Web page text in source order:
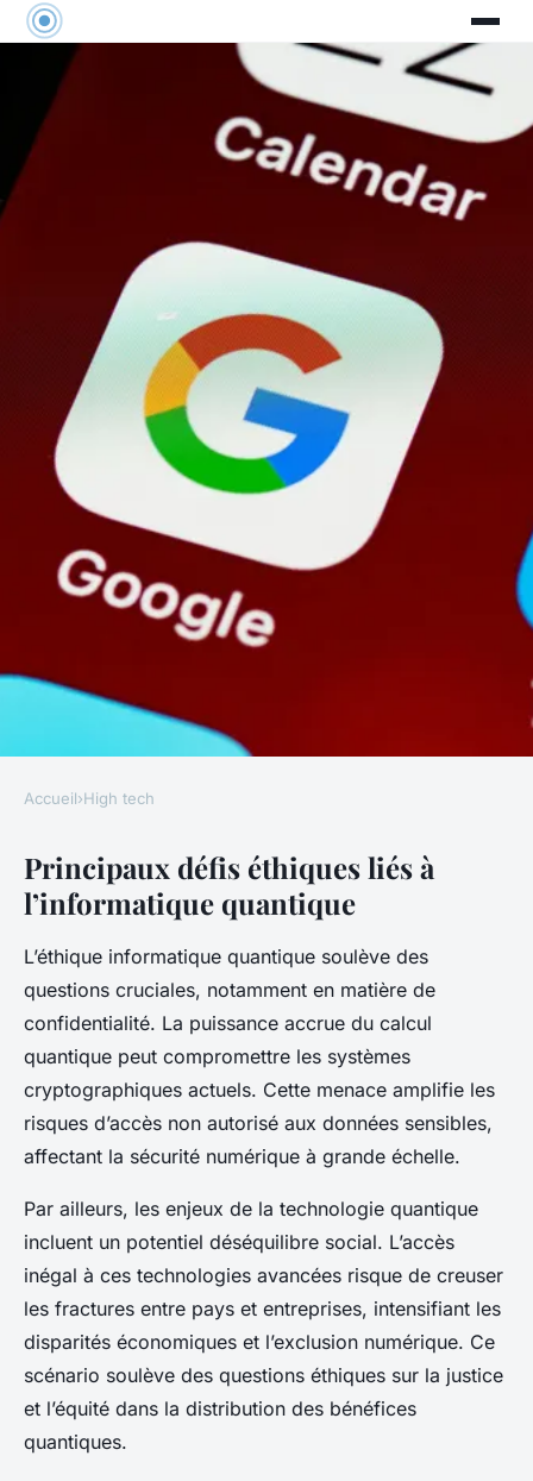
HIGH TECH
Les Enjeux Éthiques de
l'Informatique Quantique :
Défis et Perspectives
Anaïs 20 juillet 2025 • 3 min de lecture
Accueil›High tech
Principaux défis éthiques liés à
l’informatique quantique
L’éthique informatique quantique soulève des
questions cruciales, notamment en matière de
confidentialité. La puissance accrue du calcul
quantique peut compromettre les systèmes
cryptographiques actuels. Cette menace amplifie les
risques d’accès non autorisé aux données sensibles,
affectant la sécurité numérique à grande échelle.
Par ailleurs, les enjeux de la technologie quantique
incluent un potentiel déséquilibre social. L’accès
inégal à ces technologies avancées risque de creuser
les fractures entre pays et entreprises, intensifiant les
disparités économiques et l’exclusion numérique. Ce
scénario soulève des questions éthiques sur la justice
et l’équité dans la distribution des bénéfices
quantiques.